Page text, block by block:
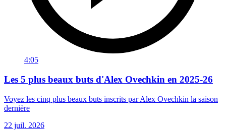
4:05
Les 5 plus beaux buts d'Alex Ovechkin en 2025-26
Voyez les cinq plus beaux buts inscrits par Alex Ovechkin la saison
dernière
22 juil. 2026